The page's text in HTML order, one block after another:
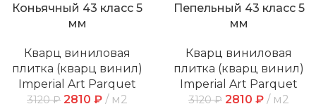
Коньячный 43 класс 5
мм
Кварц виниловая
плитка (кварц винил)
Imperial Art Parquet
3120₽ 2810 ₽ м2
Пепельный 43 класс 5
мм
Кварц виниловая
плитка (кварц винил)
Imperial Art Parquet
3120₽ 2810 ₽ м2